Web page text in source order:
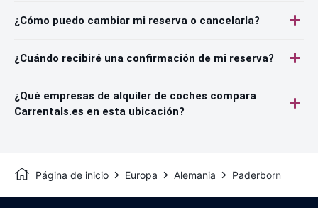
¿Cómo puedo cambiar mi reserva o cancelarla?
¿Cuándo recibiré una confirmación de mi reserva?
¿Qué empresas de alquiler de coches compara
Carrentals.es en esta ubicación?
Página de inicio Europa Alemania Paderborn